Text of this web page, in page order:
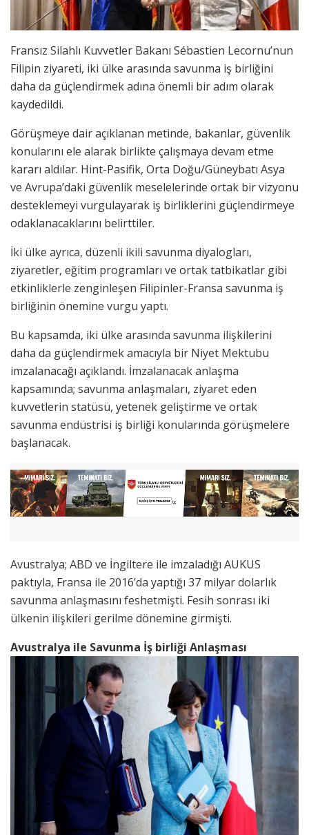
Fransız Silahlı Kuvvetler Bakanı Sébastien Lecornu’nun
Filipin ziyareti, iki ülke arasında savunma iş birliğini
daha da güçlendirmek adına önemli bir adım olarak
kaydedildi.
Görüşmeye dair açıklanan metinde, bakanlar, güvenlik
konularını ele alarak birlikte çalışmaya devam etme
kararı aldılar. Hint-Pasifik, Orta Doğu/Güneybatı Asya
ve Avrupa’daki güvenlik meselelerinde ortak bir vizyonu
desteklemeyi vurgulayarak iş birliklerini güçlendirmeye
odaklanacaklarını belirttiler.
İki ülke ayrıca, düzenli ikili savunma diyalogları,
ziyaretler, eğitim programları ve ortak tatbikatlar gibi
etkinliklerle zenginleşen Filipinler-Fransa savunma iş
birliğinin önemine vurgu yaptı.
Bu kapsamda, iki ülke arasında savunma ilişkilerini
daha da güçlendirmek amacıyla bir Niyet Mektubu
imzalanacağı açıklandı. İmzalanacak anlaşma
kapsamında; savunma anlaşmaları, ziyaret eden
kuvvetlerin statüsü, yetenek geliştirme ve ortak
savunma endüstrisi iş birliği konularında görüşmelere
başlanacak.
Avustralya; ABD ve İngiltere ile imzaladığı AUKUS
paktıyla, Fransa ile 2016’da yaptığı 37 milyar dolarlık
savunma anlaşmasını feshetmişti. Fesih sonrası iki
ülkenin ilişkileri gerilme dönemine girmişti.
Avustralya ile Savunma İş birliği Anlaşması